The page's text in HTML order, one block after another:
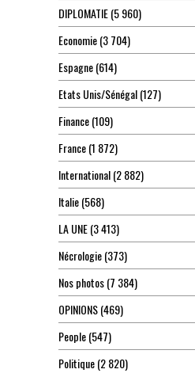
DIPLOMATIE(5 960)
Economie(3 704)
Espagne(614)
Etats Unis/Sénégal(127)
Finance(109)
France(1 872)
International(2 882)
Italie(568)
LA UNE(3 413)
Nécrologie(373)
Nos photos(7 384)
OPINIONS(469)
People(547)
Politique(2 820)